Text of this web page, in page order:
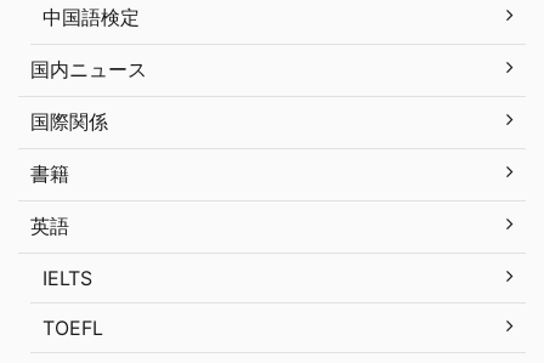
中国語検定
国内ニュース
国際関係
書籍
英語
IELTS
TOEFL